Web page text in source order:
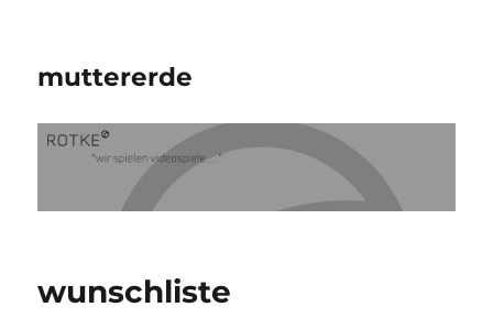
muttererde
wunschliste